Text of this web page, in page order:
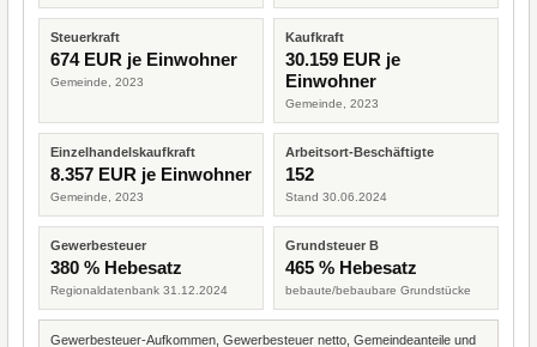
Steuerkraft
674 EUR je Einwohner
Gemeinde, 2023
Kaufkraft
30.159 EUR je
Einwohner
Gemeinde, 2023
Einzelhandelskaufkraft
8.357 EUR je Einwohner
Gemeinde, 2023
Arbeitsort-Beschäftigte
152
Stand 30.06.2024
Gewerbesteuer
380 % Hebesatz
Regionaldatenbank 31.12.2024
Grundsteuer B
465 % Hebesatz
bebaute/bebaubare Grundstücke
Gewerbesteuer-Aufkommen, Gewerbesteuer netto, Gemeindeanteile und